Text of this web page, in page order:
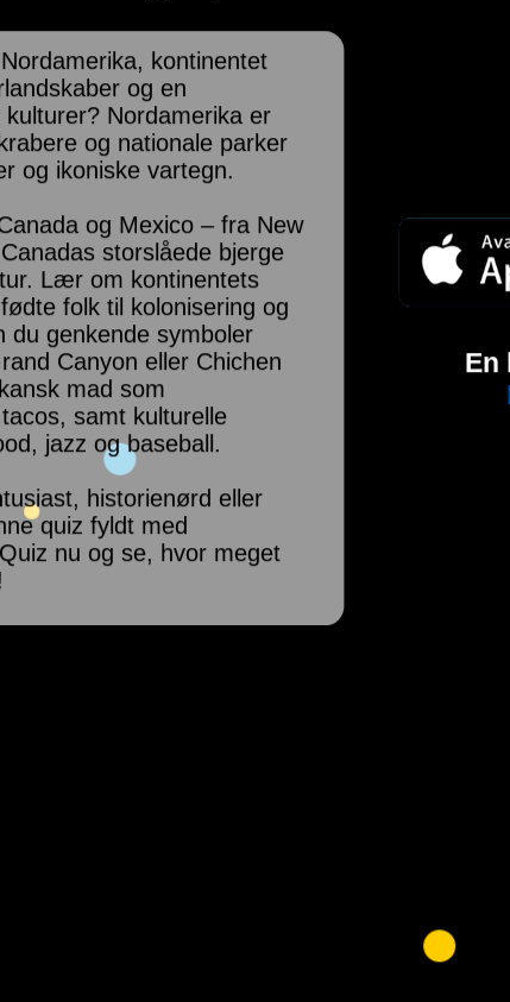
kontinentet
og en
Nordamerika er
og nationale parker
og ikoniske vartegn.
og Mexico – fra New
storslåede bjerge
Lær om kontinentets
folk til kolonisering og
du genkende symboler
Canyon eller Chichen
mad som
samt kulturelle
jazz og baseball.
historienørd eller
quiz fyldt med
nu og se, hvor meget
En